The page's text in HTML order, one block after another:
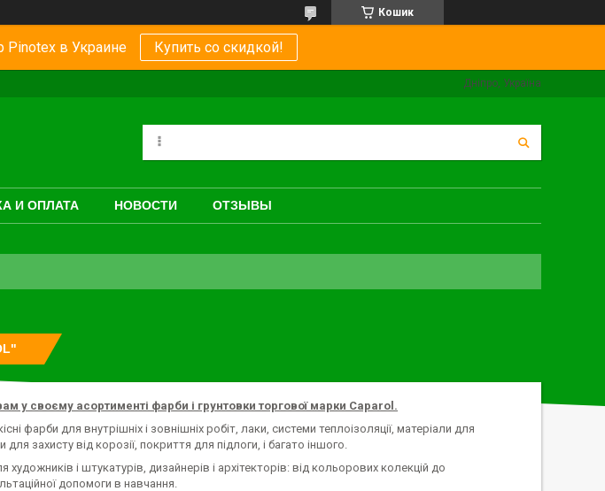
Кошик
Pinotex в Украине Купить со скидкой!
Дніпро, Україна
И ОПЛАТА НОВОСТИ ОТЗЫВЫ
у своєму асортименті фарби і грунтовки торгової марки Caparol.
фарби для внутрішніх і зовнішніх робіт, лаки, системи теплоізоляції, матеріали для
захисту від корозії, покриття для підлоги, і багато іншого.
і штукатурів, дизайнерів і архітекторів: від кольорових колекцій до
допомоги в навчання.